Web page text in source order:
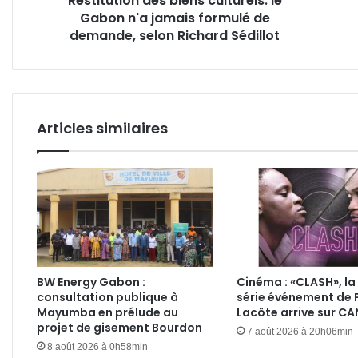
demande,Gabon n'a jamais formulé de
demande, selon Richard Sédillot
Articles similaires
BW Energy Gabon :
consultation publique à
Mayumba en prélude au
projet de gisement Bourdon
8 août 2026 à 0h58min
Cinéma : «CLASH»,
série événement de
Lacôte arrive sur
7 août 2026 à 20h06min